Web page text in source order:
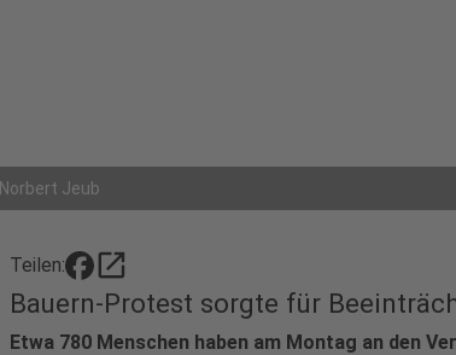
Norbert Jeub
Teilen: open_in_new
Bauern-Protest sorgte für
Etwa 780 Menschen haben am Montag an den